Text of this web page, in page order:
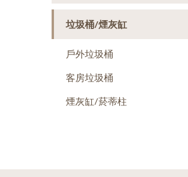
垃圾桶/煙灰缸
戶外垃圾桶
客房垃圾桶
煙灰缸/菸蒂柱